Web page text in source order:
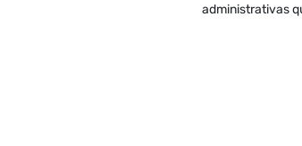
administrativas